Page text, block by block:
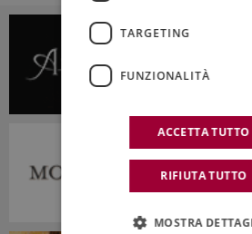
TARGETING
FUNZIONALITÀ
ACCETTA TUTTO
RIFIUTA TUTTO
MOSTRA